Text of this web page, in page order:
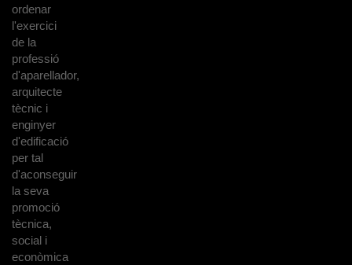
ordenar
l'exercici
de la
professió
d'aparellador,
arquitecte
tècnic i
enginyer
d'edificació
per tal
d'aconseguir
la seva
promoció
tècnica,
social i
econòmica